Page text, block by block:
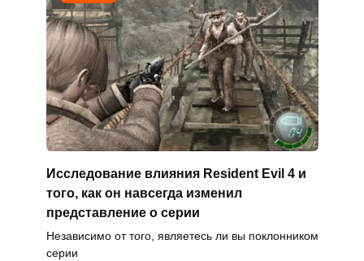
Исследование влияния Resident Evil 4 и
того, как он навсегда изменил
представление о серии
Независимо от того, являетесь ли вы поклонником
серии